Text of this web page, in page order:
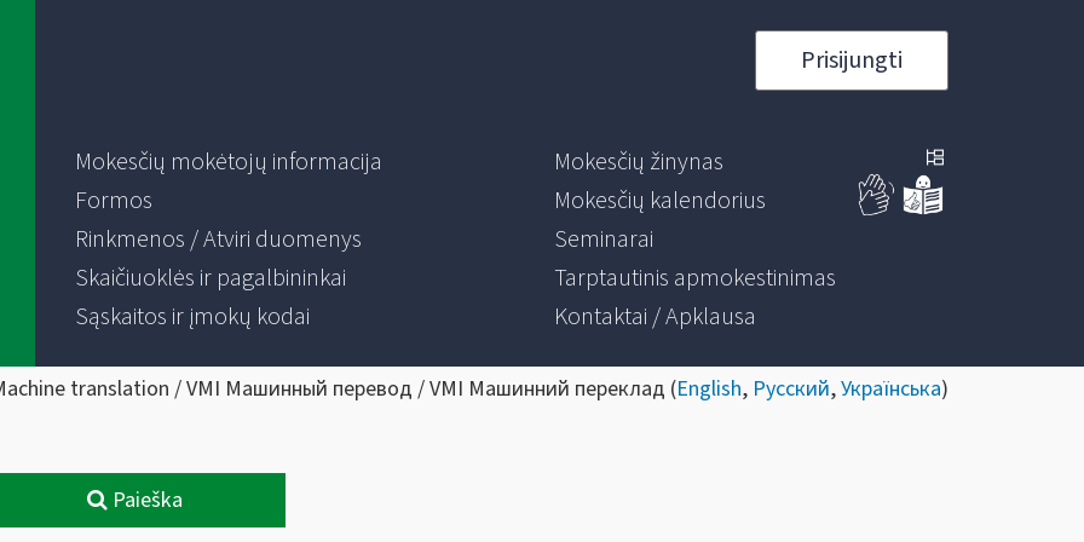
Prisijungti
Mokesčių mokėtojų informacija
Formos
Rinkmenos / Atviri duomenys
Skaičiuoklės ir pagalbininkai
Sąskaitos ir įmokų kodai
Mokesčių žinynas
Mokesčių kalendorius
Seminarai
Tarptautinis apmokestinimas
Kontaktai / Apklausa
translation / VMI Машинный перевод / VMI Машинний переклад (English, Русский,Українська)
Paieška